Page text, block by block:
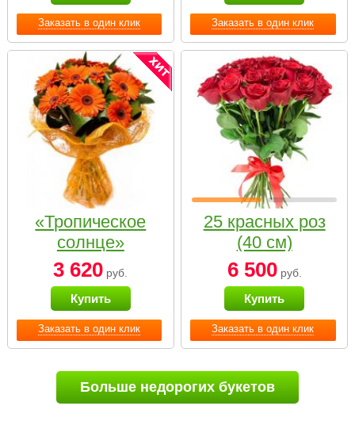
Заказать в один клик Заказать в один клик
Заказать в один клик
«Тропическое
солнце»
3 620 руб.
Купить
Заказать в один клик
25 красных роз
(40 см)
6 500руб.
Купить
Больше недорогих букетов